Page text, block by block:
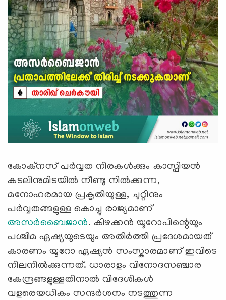
കോക്നസ് പർവ്വത നിരകൾക്കും കാസ്പിയൻ
കടലിനുമിടയിൽ നീണ്ടു നിൽക്കുന്ന,
മനോഹരമായ പ്രകൃതിയുള്ള, ചുറ്റിനും
പർവ്വതങ്ങളുള്ള കൊച്ചു രാജ്യമാണ്
അസർബൈജാൻ. കിഴക്കൻ യൂറോപിന്റെയും
പശ്ചിമ ഏഷ്യയുടെയും അതിർത്തി പ്രദേശമായത്
കാരണം യൂറോ ഏഷ്യൻ സംസ്കാരമാണ് ഇവിടെ
നിലനിൽക്കുന്നത്. ധാരാളം വിനോദസഞ്ചാര
കേന്ദ്രങ്ങളുള്ളതിനാൽ വിദേശികൾ
വളരെയധികം സന്ദർശനം നടത്തുന്ന